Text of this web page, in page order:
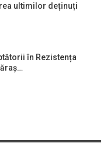
ultimilor deținuți
în Rezistența